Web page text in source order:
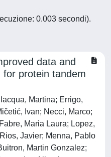
0.003 secondi).
data and
for protein tandem
Martina; Errigo,
Ivan; Necci, Marco;
Maria Laura; Lopez,
Javier; Menna, Pablo
Martin Gonzalez;